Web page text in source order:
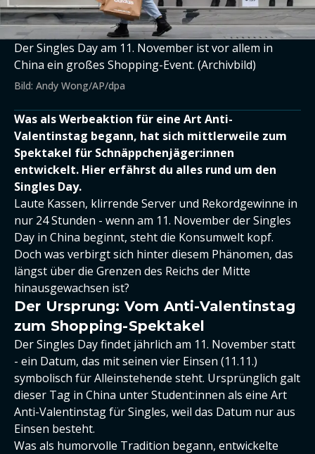
Der Singles Day am 11. November ist vor allem in
China ein großes Shopping-Event. (Archivbild)
Bild: Andy Wong/AP/dpa
Was als Werbeaktion für eine Art Anti-
Valentinstag begann, hat sich mittlerweile zum
Spektakel für Schnäppchenjäger:innen
entwickelt. Hier erfährst du alles rund um den
Singles Day.
Laute Kassen, klirrende Server und Rekordgewinne in
nur 24 Stunden - wenn am 11. November der Singles
Day in China beginnt, steht die Konsumwelt kopf.
Doch was verbirgt sich hinter diesem Phänomen, das
längst über die Grenzen des Reichs der Mitte
hinausgewachsen ist?
Der Ursprung: Vom Anti-Valentinstag
zum Shopping-Spektakel
Der Singles Day findet jährlich am 11. November statt
- ein Datum, das mit seinen vier Einsen (11.11.)
symbolisch für Alleinstehende steht. Ursprünglich galt
dieser Tag in China unter Student:innen als eine Art
Anti-Valentinstag für Singles, weil das Datum nur aus
Einsen besteht.
Was als humorvolle Tradition begann, entwickelte